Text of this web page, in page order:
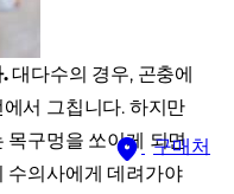
구매처
대다수의 경우, 곤충에
서 그칩니다. 하지만
목구멍을 쏘이게 되면
수의사에게 데려가야